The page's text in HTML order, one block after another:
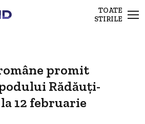
TOATE
STIRILE
promit
Rădăuţi-
12 februarie